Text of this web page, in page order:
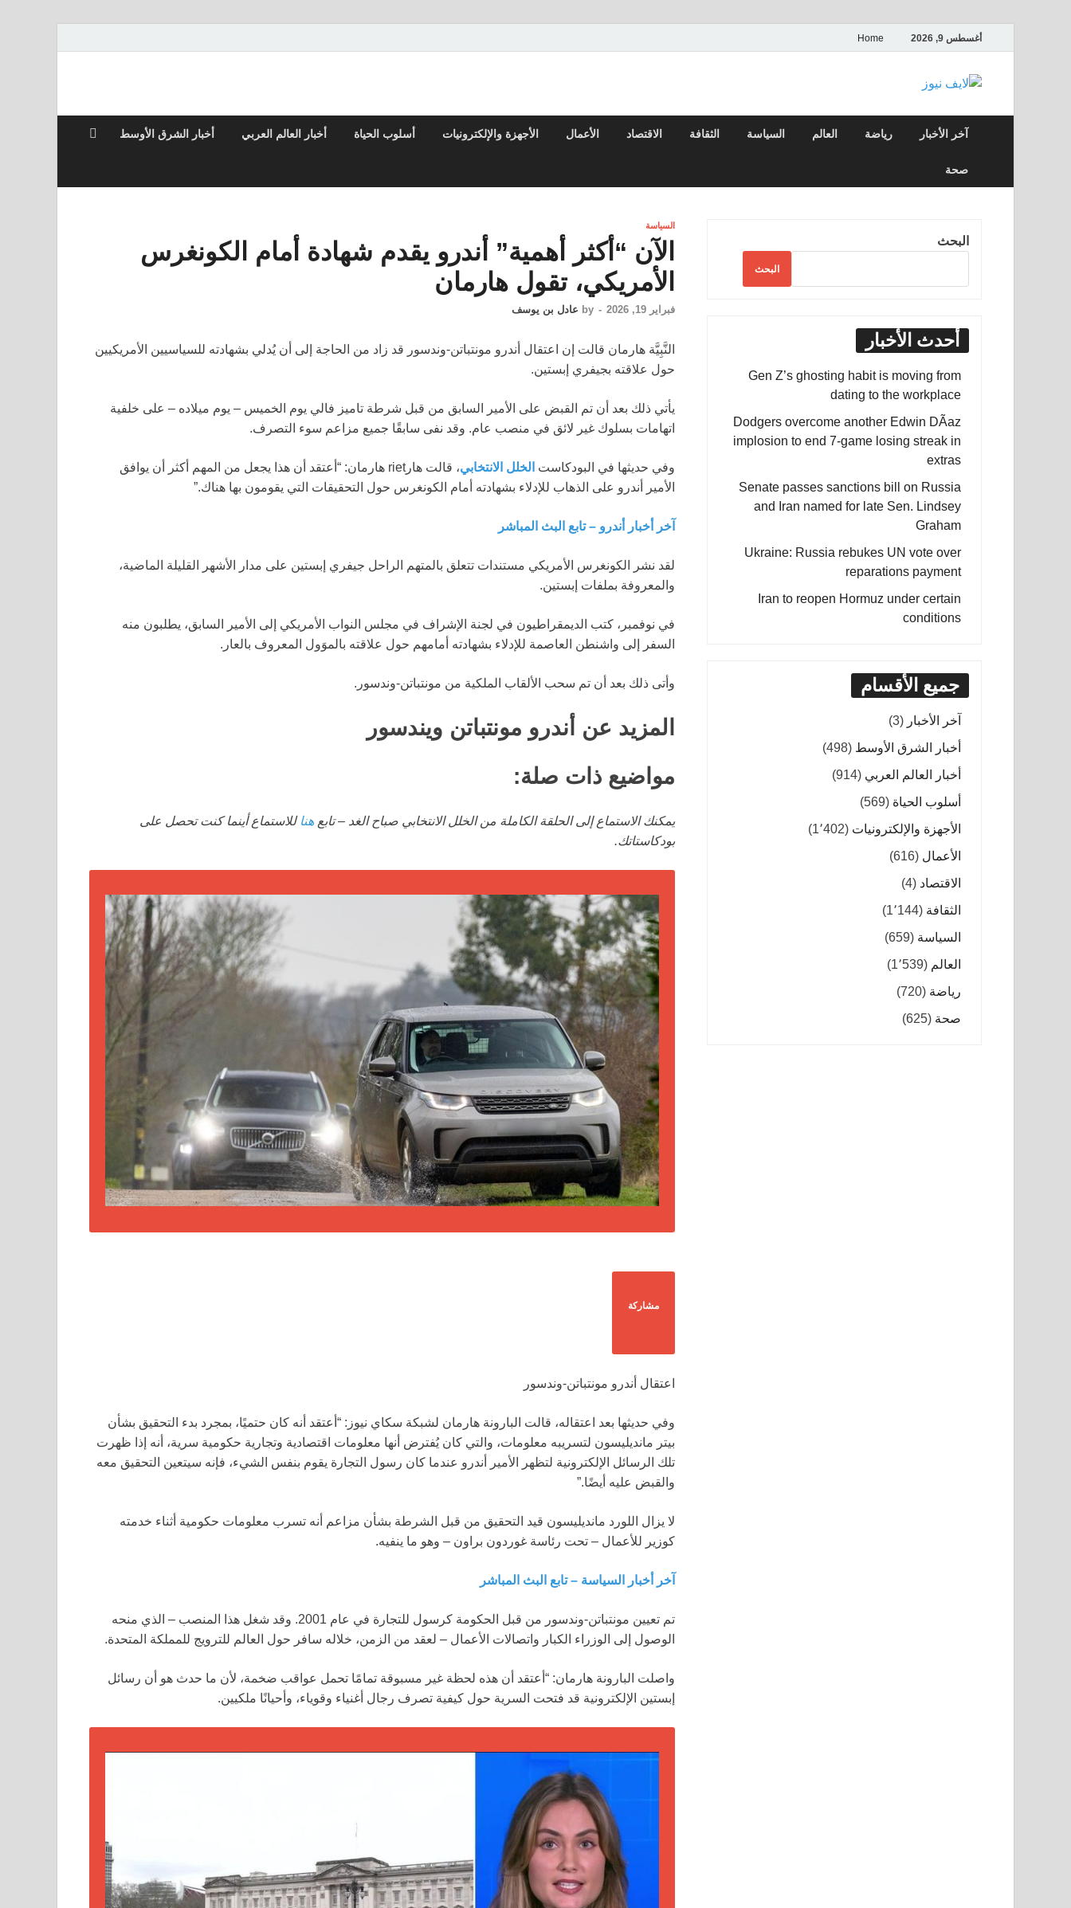
أغسطس 9, 2026 Home
لايف نيوز
آخر الأخبار رياضة العالم السياسة الثقافة الاقتصاد الأعمال الأجهزة والإلكترونيات أسلوب الحياة أخبار العالم العربي أخبار الشرق الأوسط
صحة
السياسة
الآن “أكثر أهمية” أندرو يقدم شهادة أمام الكونغرس
الأمريكي، تقول هارمان
فبراير 19, 2026 -
by عادل بن يوسف
النَّبِيَّة هارمان قالت إن اعتقال أندرو مونتباتن-وندسور قد زاد من الحاجة إلى أن يُدلي بشهادته للسياسيين الأمريكيين
حول علاقته بجيفري إبستين.
يأتي ذلك بعد أن تم القبض على الأمير السابق من قبل شرطة تاميز فالي يوم الخميس – يوم ميلاده – على خلفية
اتهامات بسلوك غير لائق في منصب عام. وقد نفى سابقًا جميع مزاعم سوء التصرف.
وفي حديثها في البودكاست الخلل الانتخابي
، قالت هارriet هارمان: “أعتقد أن هذا يجعل من المهم أكثر أن يوافق
الأمير أندرو على الذهاب للإدلاء بشهادته أمام الكونغرس حول التحقيقات التي يقومون بها هناك.”
آخر أخبار أندرو – تابع البث المباشر
لقد نشر الكونغرس الأمريكي مستندات تتعلق بالمتهم الراحل جيفري إبستين على مدار الأشهر القليلة الماضية،
والمعروفة بملفات إبستين.
في نوفمبر، كتب الديمقراطيون في لجنة الإشراف في مجلس النواب الأمريكي إلى الأمير السابق، يطلبون منه
السفر إلى واشنطن العاصمة للإدلاء بشهادته أمامهم حول علاقته بالموَول المعروف بالعار.
وأتى ذلك بعد أن تم سحب الألقاب الملكية من مونتباتن-وندسور.
المزيد عن أندرو مونتباتن ويندسور
مواضيع ذات صلة:
يمكنك الاستماع إلى الحلقة الكاملة من الخلل الانتخابي صباح الغد – تابع هناللاستماع أينما كنت تحصل على
بودكاستاتك.
مشاركة
اعتقال أندرو مونتباتن-وندسور
وفي حديثها بعد اعتقاله، قالت البارونة هارمان لشبكة سكاي نيوز: “أعتقد أنه كان حتميًا، بمجرد بدء التحقيق بشأن
بيتر مانديليسون لتسريبه معلومات، والتي كان يُفترض أنها معلومات اقتصادية وتجارية حكومية سرية، أنه إذا ظهرت
تلك الرسائل الإلكترونية لتظهر الأمير أندرو عندما كان رسول التجارة يقوم بنفس الشيء، فإنه سيتعين التحقيق معه
والقبض عليه أيضًا.”
لا يزال اللورد مانديليسون قيد التحقيق من قبل الشرطة بشأن مزاعم أنه تسرب معلومات حكومية أثناء خدمته
كوزير للأعمال – تحت رئاسة غوردون براون – وهو ما ينفيه.
آخر أخبار السياسة – تابع البث المباشر
تم تعيين مونتباتن-وندسور من قبل الحكومة كرسول للتجارة في عام 2001. وقد شغل هذا المنصب – الذي منحه
الوصول إلى الوزراء الكبار واتصالات الأعمال – لعقد من الزمن، خلاله سافر حول العالم للترويج للمملكة المتحدة.
واصلت البارونة هارمان: “أعتقد أن هذه لحظة غير مسبوقة تمامًا تحمل عواقب ضخمة، لأن ما حدث هو أن رسائل
إبستين الإلكترونية قد فتحت السرية حول كيفية تصرف رجال أغنياء وقوياء، وأحيانًا ملكيين.
البحث
البحث
أحدث الأخبار
Gen Z’s ghosting habit is moving from
dating to the workplace
Dodgers overcome another Edwin DÃ­az
implosion to end 7-game losing streak in
extras
Senate passes sanctions bill on Russia
and Iran named for late Sen. Lindsey
Graham
Ukraine: Russia rebukes UN vote over
reparations payment
Iran to reopen Hormuz under certain
conditions
جميع الأقسام
آخر الأخبار (3)
أخبار الشرق الأوسط (498)
أخبار العالم العربي (914)
أسلوب الحياة (569)
الأجهزة والإلكترونيات (1٬402)
الأعمال (616)
الاقتصاد (4)
الثقافة (1٬144)
السياسة (659)
العالم (1٬539)
رياضة (720)
صحة (625)